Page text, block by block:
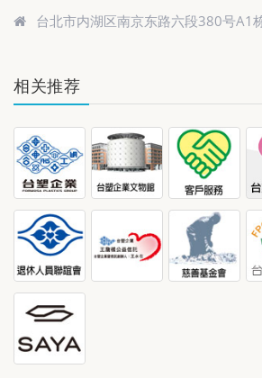
台北市内湖区南京东路六段380号A1
相关推荐